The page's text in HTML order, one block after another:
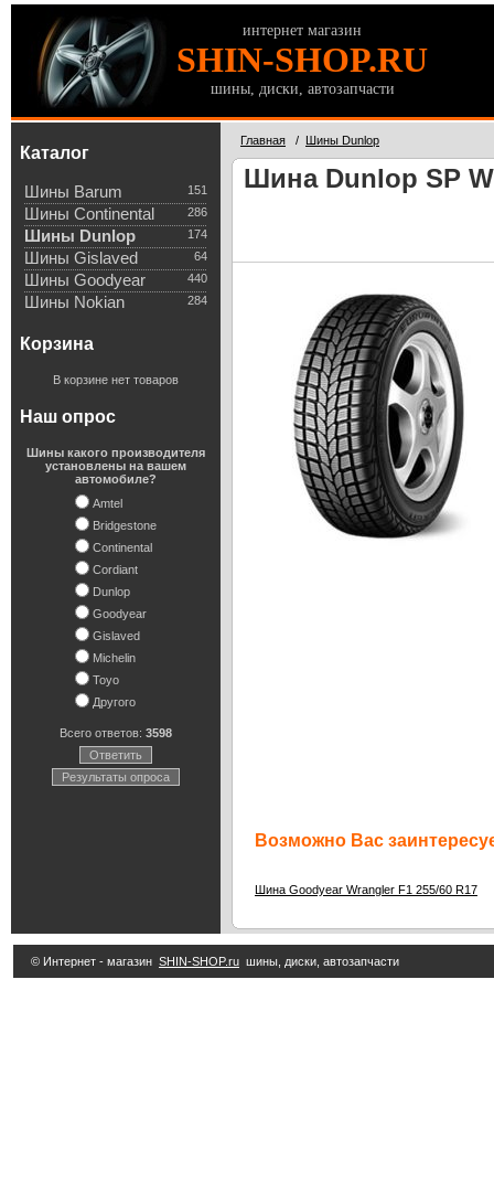
интернет магазин
SHIN-SHOP.RU
шины, диски, автозапчасти
Каталог
151
Шины Barum
286
Шины Continental
174
Шины Dunlop
64
Шины Gislaved
440
Шины Goodyear
284
Шины Nokian
Корзина
В корзине нет товаров
Наш опрос
Шины какого производителя
установлены на вашем
автомобиле?
Amtel
Bridgestone
Continental
Cordiant
Dunlop
Goodyear
Gislaved
Michelin
Toyo
Другого
Всего ответов: 3598
Ответить
Результаты опроса
Главная / Шины Dunlop
Шина Dunlop SP
Возможно Вас
Шина Goodyear Wrangler F1 255/60 R17
© Интернет - магазин SHIN-SHOP.ru шины, диски, автозапчасти